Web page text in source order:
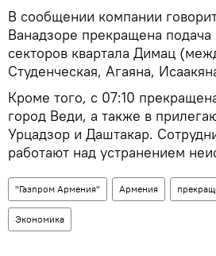
В сообщении компании
Ванадзоре прекращена подача
секторов квартала Димац
Студенческая, Агаяна,
Кроме того, с 07:10
город Веди, а также в
Урцадзор и Даштакар.
работают над устранением
"Газпром Армения" Армения
Экономика